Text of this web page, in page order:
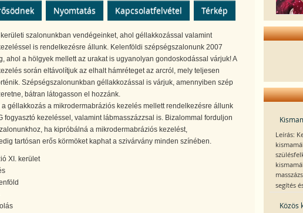
Nyomtatás Kapcsolatfelvétel Térkép
szalonunkban vendégeinket, ahol géllakkozással valamint
is rendelkezésre állunk. Kelenföldi szépségszalonunk 2007
ahol a hölgyek mellett az urakat is ugyanolyan gondoskodással várjuk! A
során eltávolítjuk az elhalt hámréteget az arcról, mely teljesen
Szépségszalonunkban géllakkozással is várjuk, amennyiben szép
bátran látogasson el hozzánk.
géllakkozás a mikrodermabráziós kezelés mellett rendelkezésre állunk
fogyasztó kezeléssel, valamint lábmasszázzsal is. Bizalommal forduljon
ha kipróbálná a mikrodermabráziós kezelést,
tartósan erős körmöket kaphat a szivárvány minden színében.
XI. kerület
Leírás:
segítés
Közös